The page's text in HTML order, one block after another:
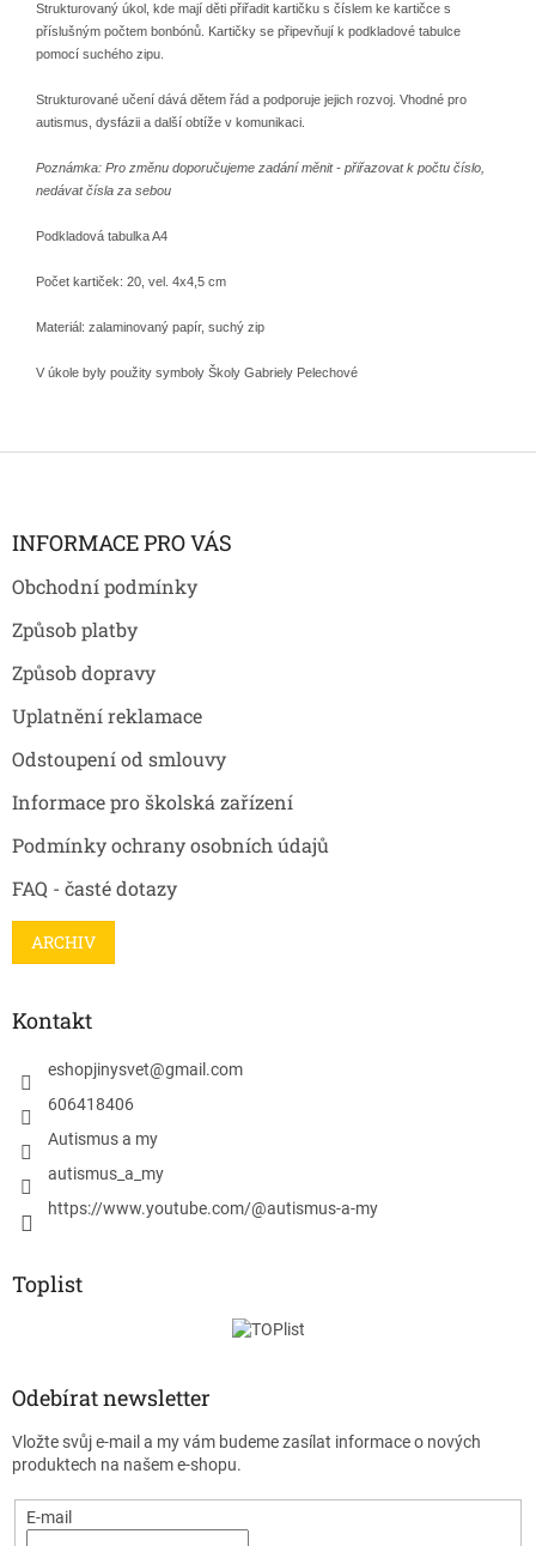
Strukturovaný úkol, kde mají děti přiřadit kartičku s číslem ke kartičce s
příslušným počtem bonbónů. Kartičky se připevňují k podkladové tabulce
pomocí suchého zipu.
Strukturované učení dává dětem řád a podporuje jejich rozvoj. Vhodné pro
autismus, dysfázii a další obtíže v komunikaci.
Poznámka: Pro změnu doporučujeme zadání měnit - přiřazovat k počtu číslo,
nedávat čísla za sebou
Podkladová tabulka A4
Počet kartiček: 20, vel. 4x4,5 cm
Materiál: zalaminovaný papír, suchý zip
V úkole byly použity symboly Školy Gabriely Pelechové
INFORMACE PRO VÁS
Obchodní podmínky
Způsob platby
Způsob dopravy
Uplatnění reklamace
Odstoupení od smlouvy
Informace pro školská zařízení
Podmínky ochrany osobních údajů
FAQ - časté dotazy
ARCHIV
Kontakt
eshopjinysvet@gmail.com
606418406
Autismus a my
autismus_a_my
https://www.youtube.com/@autismus-a-my
Toplist
Odebírat newsletter
Vložte svůj e-mail a my vám budeme zasílat informace o nových
produktech na našem e-shopu.
E-mail